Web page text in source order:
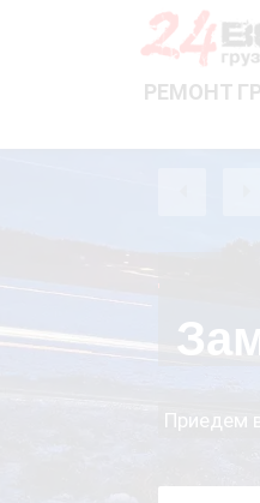
РЕМОНТ
Приедем